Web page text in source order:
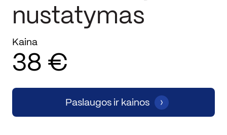
nustatymas
Kaina
38 €
Paslaugos ir kainos